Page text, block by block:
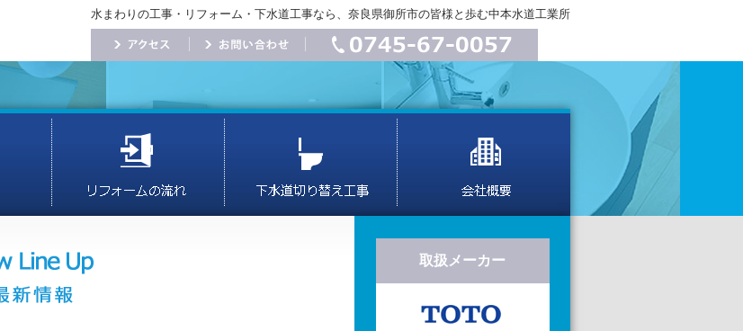
水まわりの工事・リフォーム・下水道工事なら、奈良県御所市の皆様と歩む中本水道工業所
取扱メーカー